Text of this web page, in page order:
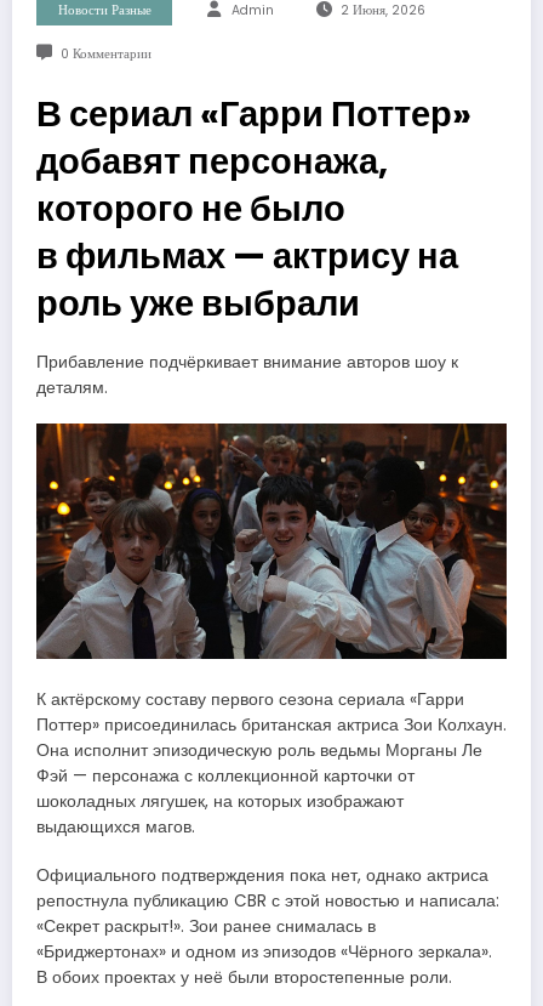
Новости Разные Admin 2 Июня, 2026
0 Комментарии
В сериал «Гарри Поттер»
добавят персонажа,
которого не было
в фильмах — актрису на
роль уже выбрали
Прибавление подчёркивает внимание авторов шоу к
деталям.
К актёрскому составу первого сезона сериала «Гарри
Поттер» присоединилась британская актриса Зои Колхаун.
Она исполнит эпизодическую роль ведьмы Морганы Ле
Фэй — персонажа с коллекционной карточки от
шоколадных лягушек, на которых изображают
выдающихся магов.
Официального подтверждения пока нет, однако актриса
репостнула публикацию CBR с этой новостью и написала:
«Секрет раскрыт!». Зои ранее снималась в
«Бриджертонах» и одном из эпизодов «Чёрного зеркала».
В обоих проектах у неё были второстепенные роли.